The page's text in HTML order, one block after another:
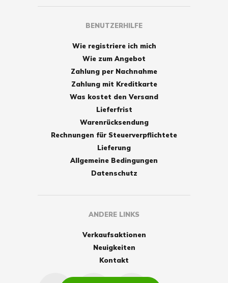
BENUTZERHILFE
Wie registriere ich mich
Wie zum Angebot
Zahlung per Nachnahme
Zahlung mit Kreditkarte
Was kostet den Versand
Lieferfrist
Warenrücksendung
Rechnungen für Steuerverpflichtete
Lieferung
Allgemeine Bedingungen
Datenschutz
ANDERE LINKS
Verkaufsaktionen
Neuigkeiten
Kontakt